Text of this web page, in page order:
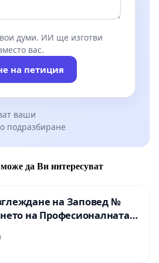
думи. ИИ ще изготви
вас.
на петиция
ваши
подразбиране
да Ви интересуват
на Заповед №
на Професионалната
технологии в
гимназия по икономика и
Пазарджик